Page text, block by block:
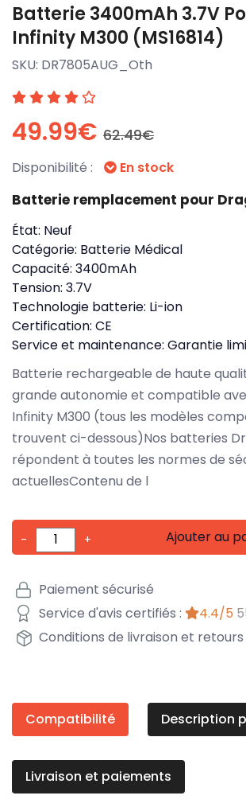
Batterie 3400mAh 3.7V
Infinity M300 (MS16814)
SKU: DR7805AUG_Oth
49.99€ 62.49€
Disponibilité : En stock
Batterie remplacement pour
État: Neuf
Catégorie: Batterie Médical
Capacité: 3400mAh
Tension: 3.7V
Technologie batterie: Li-ion
Certification: CE
Service et maintenance: Garantie
Batterie rechargeable de haute
grande autonomie et compatible
Infinity M300 (tous les modèles
trouvent ci-dessous)Nos batteries
répondent à toutes les normes de
actuellesContenu de l
- + Ajouter au
Paiement sécurisé
Service d'avis certifiés :
4.4/5
Conditions de livraison et retours
Compatibilité Description
Livraison et paiements